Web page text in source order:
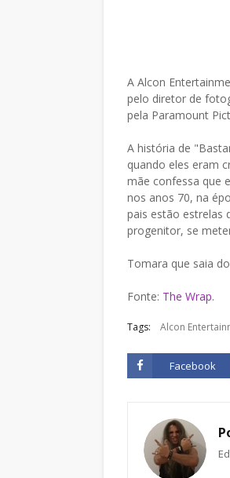
A Alcon
pelo diretor de
pela Paramount
A história de
quando eles eram
mãe confessa que
nos anos 70, na
pais estão estrelas
progenitor, se
Tomara que saia
Fonte: The Wrap.
Tags: Alcon
Facebook